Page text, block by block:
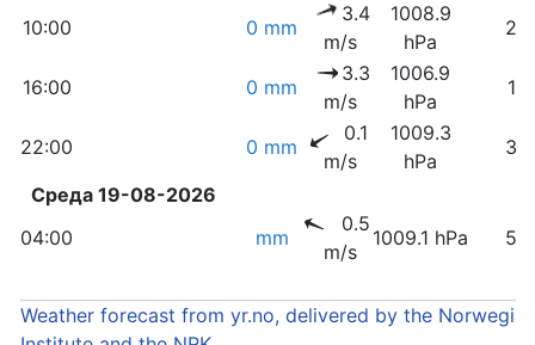
10:00 0 mm
3.4
m/s
1008.9
hPa
16:00 0 mm
3.3
m/s
1006.9
hPa
22:00 0 mm
0.1
m/s
1009.3
hPa
Среда 19-08-2026
04:00
mm
0.5
m/s
1009.1 hPa
Weather forecast from yr.no, delivered by the